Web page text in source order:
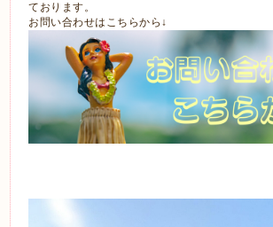
ております。
お問い合わせはこちらから↓